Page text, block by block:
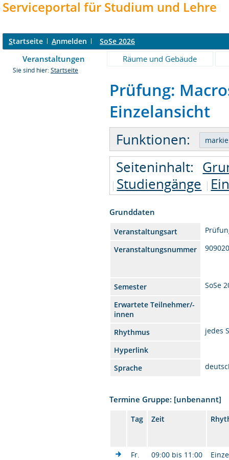
Serviceportal für Studium und Lehre
Startseite Anmelden SoSe 2026
Veranstaltungen Räume und Gebäude
Sie sind hier: Startseite
Prüfung:
Einzelansicht
Funktionen:
Seiteninhalt:
Studiengänge
Grunddaten
Veranstaltungsart
Veranstaltungsnummer
Semester
SoSe
Erwartete Teilnehmer/-
innen
Rhythmus
jedes
Hyperlink
Sprache
Termine Gruppe: [unbenannt]
Tag Zeit
Fr. 09:00 bis 11:00